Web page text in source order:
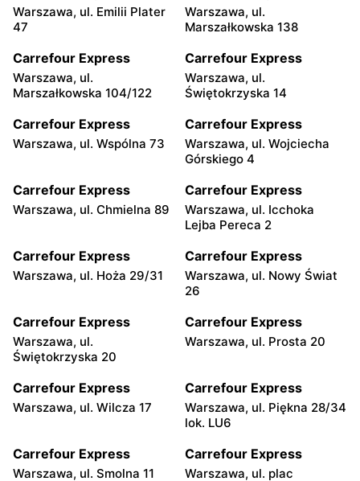
Warszawa, ul. Emilii Plater
47
Warszawa, ul.
Marszałkowska 138
Carrefour Express
Warszawa, ul.
Marszałkowska 104/122
Carrefour Express
Warszawa, ul.
Świętokrzyska 14
Carrefour Express
Warszawa, ul. Wspólna 73
Carrefour Express
Warszawa, ul. Wojciecha
Górskiego 4
Carrefour Express
Warszawa, ul. Chmielna 89
Carrefour Express
Warszawa, ul. Icchoka
Lejba Pereca 2
Carrefour Express
Warszawa, ul. Hoża 29/31
Carrefour Express
Warszawa, ul. Nowy Świat
26
Carrefour Express
Warszawa, ul.
Świętokrzyska 20
Carrefour Express
Warszawa, ul. Prosta 20
Carrefour Express
Warszawa, ul. Wilcza 17
Carrefour Express
Warszawa, ul. Piękna 28/34
lok. LU6
Carrefour Express
Warszawa, ul. Smolna 11
Carrefour Express
Warszawa, ul. plac